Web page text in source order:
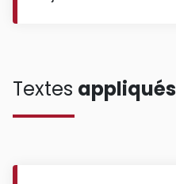
Textes appliqués